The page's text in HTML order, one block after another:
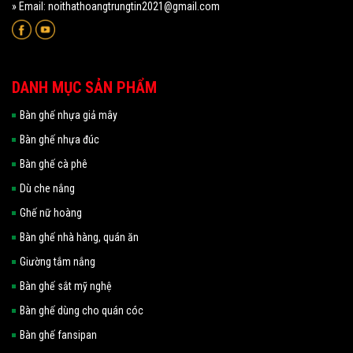
» Email: noithathoangtrungtin2021@gmail.com
DANH MỤC SẢN PHẨM
Bàn ghế nhựa giả mây
Bàn ghế nhựa đúc
Bàn ghế cà phê
Dù che nắng
Ghế nữ hoàng
Bàn ghế nhà hàng, quán ăn
Giường tắm nắng
Bàn ghế sắt mỹ nghệ
Bàn ghế dùng cho quán cóc
Bàn ghế fansipan